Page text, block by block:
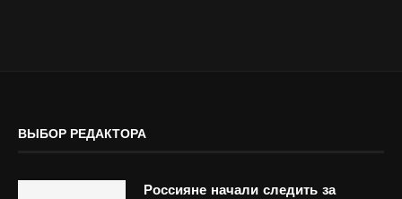
ВЫБОР РЕДАКТОРА
Россияне начали следить за